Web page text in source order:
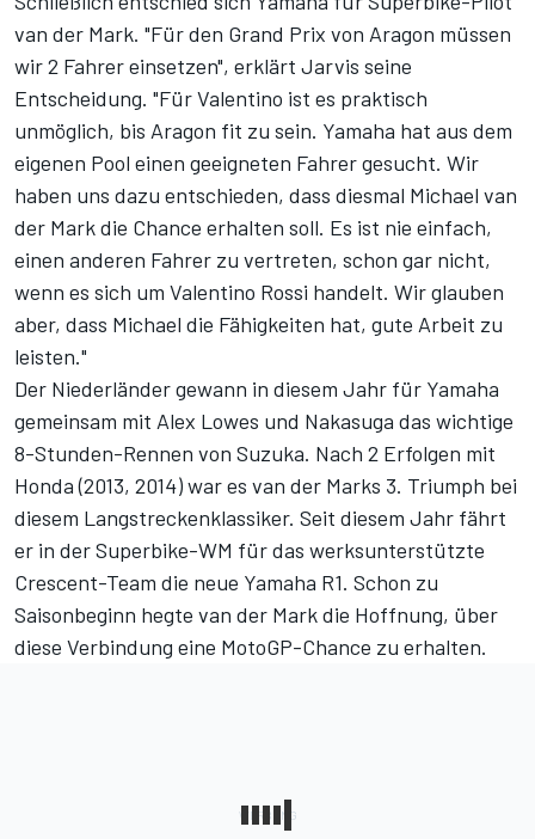
van der Mark. "Für den Grand Prix von Aragon müssen
wir 2 Fahrer einsetzen", erklärt Jarvis seine
Entscheidung. "Für Valentino ist es praktisch
unmöglich, bis Aragon fit zu sein. Yamaha hat aus dem
eigenen Pool einen geeigneten Fahrer gesucht. Wir
haben uns dazu entschieden, dass diesmal Michael van
der Mark die Chance erhalten soll. Es ist nie einfach,
einen anderen Fahrer zu vertreten, schon gar nicht,
wenn es sich um Valentino Rossi handelt. Wir glauben
aber, dass Michael die Fähigkeiten hat, gute Arbeit zu
leisten."
Der Niederländer gewann in diesem Jahr für Yamaha
gemeinsam mit Alex Lowes und Nakasuga das wichtige
8-Stunden-Rennen von Suzuka. Nach 2 Erfolgen mit
Honda (2013, 2014) war es van der Marks 3. Triumph bei
diesem Langstreckenklassiker. Seit diesem Jahr fährt
er in der Superbike-WM für das werksunterstützte
Crescent-Team die neue Yamaha R1. Schon zu
Saisonbeginn hegte van der Mark die Hoffnung, über
diese Verbindung eine MotoGP-Chance zu erhalten.